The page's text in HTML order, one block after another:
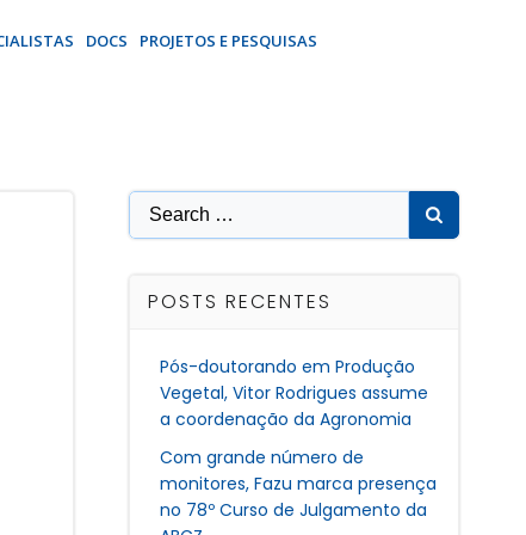
DOCS PROJETOS E PESQUISAS
Search
for:
POSTS RECENTES
Pós-doutorando em Produção
Vegetal, Vitor Rodrigues assume
a coordenação da Agronomia
Com grande número de
monitores, Fazu marca presença
no 78º Curso de Julgamento da